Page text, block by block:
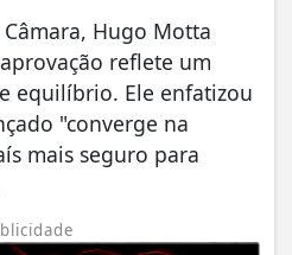
Hugo Motta
reflete um
equilíbrio. Ele enfatizou
"converge na
mais seguro para